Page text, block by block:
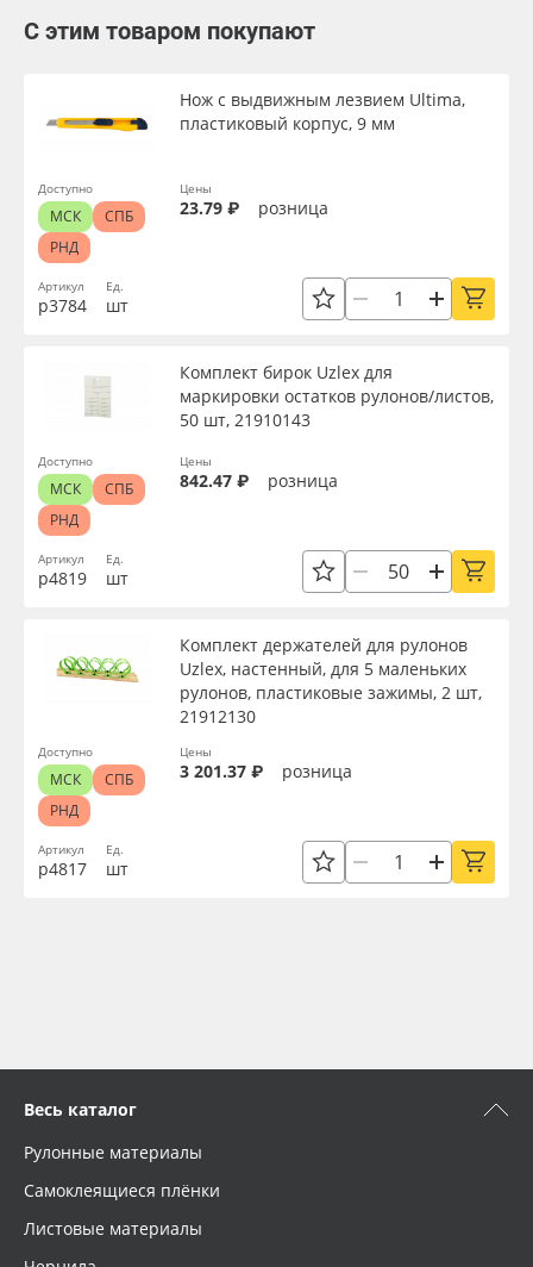
С этим товаром покупают
Артикул
р3784
Нож с выдвижным лезвием Ultima,
пластиковый корпус, 9 мм
Ед.
шт
Цены
23.79 ₽ розница
Доступно
МСК
СПБ
РНД
Артикул
р4819
Комплект бирок Uzlex для
маркировки остатков рулонов/листов,
50 шт, 21910143
Ед.
шт
Цены
842.47 ₽ розница
Доступно
МСК
СПБ
РНД
Артикул
р4817
Комплект держателей для рулонов
Uzlex, настенный, для 5 маленьких
рулонов, пластиковые зажимы, 2 шт,
21912130
Ед.
шт
Цены
3 201.37 ₽ розница
Доступно
МСК
СПБ
РНД
Весь каталог
Рулонные материалы
Самоклеящиеся плёнки
Листовые материалы